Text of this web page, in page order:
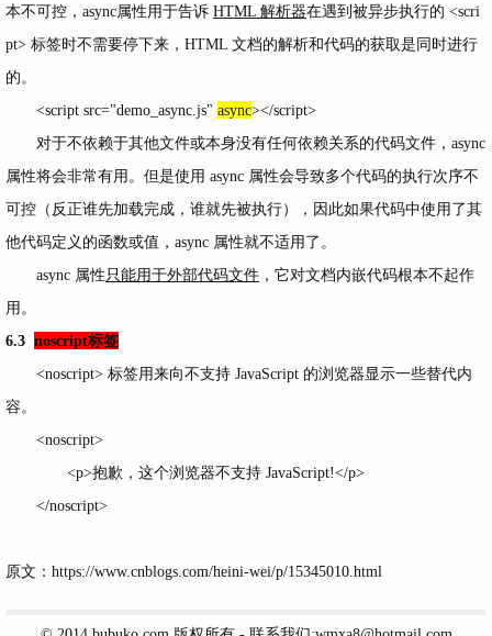
本不可控，async属性用于告诉 HTML 解析器在遇到被异步执行的 <scri
pt> 标签时不需要停下来，HTML 文档的解析和代码的获取是同时进行
的。
<script src="demo_async.js" async></script>
对于不依赖于其他文件或本身没有任何依赖关系的代码文件，async
属性将会非常有用。但是使用 async 属性会导致多个代码的执行次序不
可控（反正谁先加载完成，谁就先被执行），因此如果代码中使用了其
他代码定义的函数或值，async 属性就不适用了。
async 属性只能用于外部代码文件 ，它对文档内嵌代码根本不起作
用。
6.3 noscript标签
<noscript> 标签用来向不支持 JavaScript 的浏览器显示一些替代内
容。
<noscript>
<p>抱歉，这个浏览器不支持 JavaScript!</p>
</noscript>
原文：https://www.cnblogs.com/heini-wei/p/15345010.html